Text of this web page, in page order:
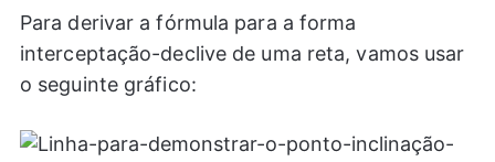
Para derivar a fórmula para a forma
interceptação-declive de uma reta, vamos usar
o seguinte gráfico: